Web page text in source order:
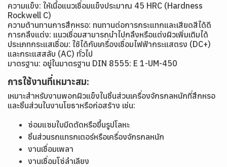
ความแข็ง: ให้เนื้อแนวเชื่อมแข็งประมาณ 45 HRC (Hardness
Rockwell C)
ความต้านทานการสึกหรอ: ทนทานต่อการกระแทกและเสียดสีได้ดี
การกลึงแต่ง: แนวเชื่อมสามารถนำไปกลึงหรือแต่งผิวเพิ่มเติมได้
ประเภทกระแสเชื่อม: ใช้ได้กับเครื่องเชื่อมไฟฟ้ากระแสตรง (DC+)
และกระแสสลับ (AC) ทั่วไป
มาตรฐาน: อยู่ในมาตรฐาน DIN 8555: E 1-UM-450
การใช้งานที่เหมาะสม:
เหมาะสำหรับงานพอกผิวแข็งในชิ้นส่วนเครื่องจักรกลหนักที่สึกหรอ
และชิ้นส่วนในงานโยธาหรือก่อสร้าง เช่น:
ซ่อมแซมใบมีดตัดหรือขึ้นรูปโลหะ
ชิ้นส่วนรถแทรกเตอร์หรือเครื่องจักรกลหนัก
งานเชื่อมเพลา
งานเชื่อมโซ่ลำเลียง